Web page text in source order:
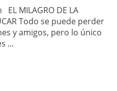
MILAGRO DE LA
Todo se puede perder
y amigos, pero lo único
...